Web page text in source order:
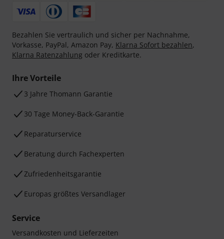
Bezahlen Sie vertraulich und sicher per Nachnahme,
Vorkasse, PayPal, Amazon Pay, Klarna Sofort bezahlen,
Klarna Ratenzahlung oder Kreditkarte.
Ihre Vorteile
3 Jahre Thomann Garantie
30 Tage Money-Back-Garantie
Reparaturservice
Beratung durch Fachexperten
Zufriedenheitsgarantie
Europas größtes Versandlager
Service
Versandkosten und Lieferzeiten